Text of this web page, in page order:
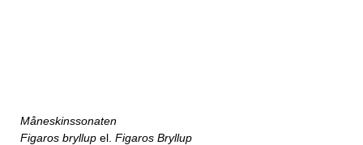
Måneskinssonaten
Figaros bryllup el. Figaros Bryllup